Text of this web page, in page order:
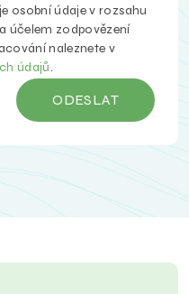
osobní údaje v rozsahu
účelem zodpovězení
naleznete v
údajů.